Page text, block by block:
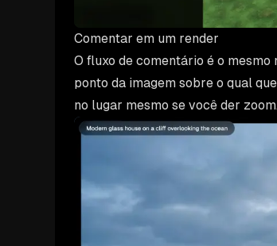
Comentar em um render
O fluxo de comentário é o
ponto da imagem sobre o qual
no lugar mesmo se você der